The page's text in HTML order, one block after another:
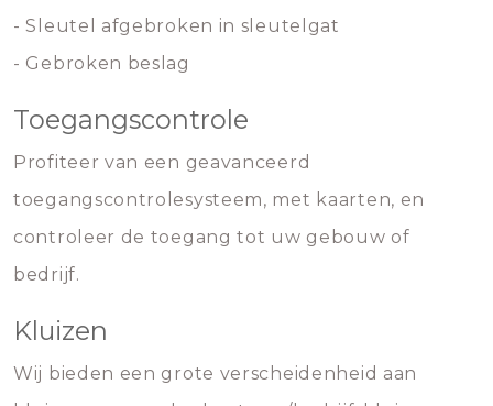
- Sleutel afgebroken in sleutelgat
- Gebroken beslag
Toegangscontrole
Profiteer van een geavanceerd
toegangscontrolesysteem, met kaarten, en
controleer de toegang tot uw gebouw of
bedrijf.
Kluizen
Wij bieden een grote verscheidenheid aan